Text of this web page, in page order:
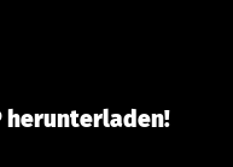
herunterladen!